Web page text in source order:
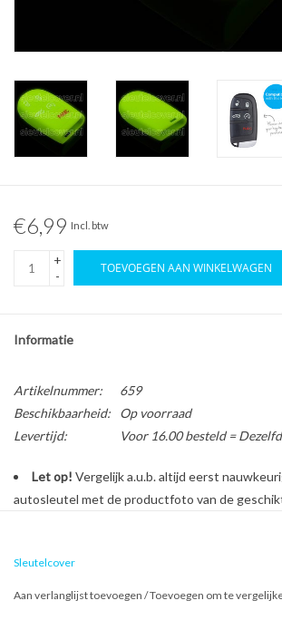
€6,99 Incl. btw
+
-
TOEVOEGEN AAN WINKELWAGEN
Informatie
Artikelnummer:
659
Beschikbaarheid:
Op voorraad
Levertijd:
Voor 16.00 besteld =
Let op! Vergelijk a.u.b. altijd eerst
autosleutel met de productfoto van de
Sleutelcover
Aan verlanglijst toevoegen /Toevoegen om te